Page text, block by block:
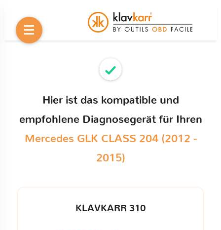
Hier ist das kompatible und
empfohlene Diagnosegerät für Ihren
Mercedes GLK CLASS 204 (2012 -
2015)
KLAVKARR 310